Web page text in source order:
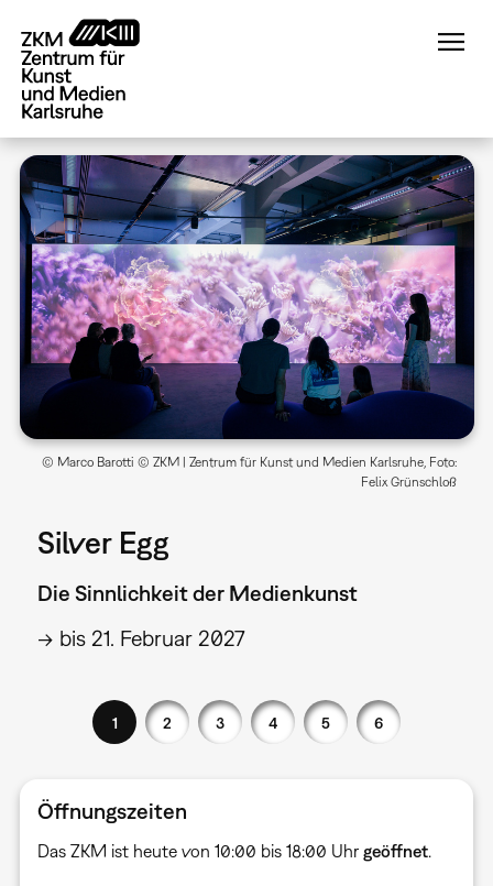
zum
Inhalt
© Marco Barotti © ZKM | Zentrum für Kunst und Medien Karlsruhe, Foto:
Felix Grünschloß
Silver Egg
Die Sinnlichkeit der Medienkunst
→ bis 21. Februar 2027
1 2 3 4 5 6
Öffnungszeiten
Das ZKM ist heute von 10:00 bis 18:00 Uhr geöffnet.